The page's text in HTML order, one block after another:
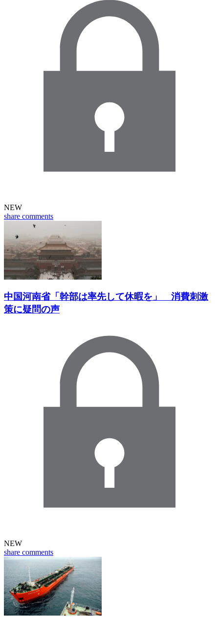
NEW
share comments
中国河南省「幹部は率先して休暇を」 消費刺激
策に疑問の声
NEW
share comments